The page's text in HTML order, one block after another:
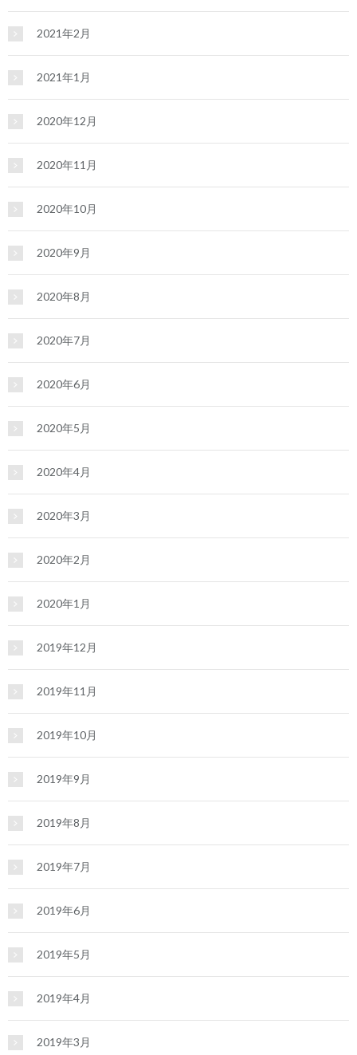
2021年2月
2021年1月
2020年12月
2020年11月
2020年10月
2020年9月
2020年8月
2020年7月
2020年6月
2020年5月
2020年4月
2020年3月
2020年2月
2020年1月
2019年12月
2019年11月
2019年10月
2019年9月
2019年8月
2019年7月
2019年6月
2019年5月
2019年4月
2019年3月